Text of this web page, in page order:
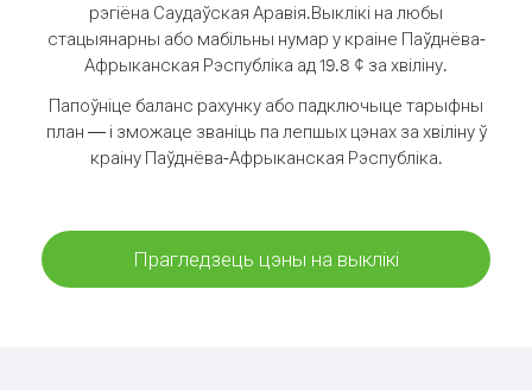
рэгіёна Саудаўская Аравія.Выклікі на любы
стацыянарны або мабільны нумар у краіне Паўднёва-
Афрыканская Рэспубліка ад 19.8 ¢ за хвіліну.
Папоўніце баланс рахунку або падключыце тарыфны
план — і зможаце званіць па лепшых цэнах за хвіліну ў
краіну Паўднёва-Афрыканская Рэспубліка.
Прагледзець цэны на выклікі